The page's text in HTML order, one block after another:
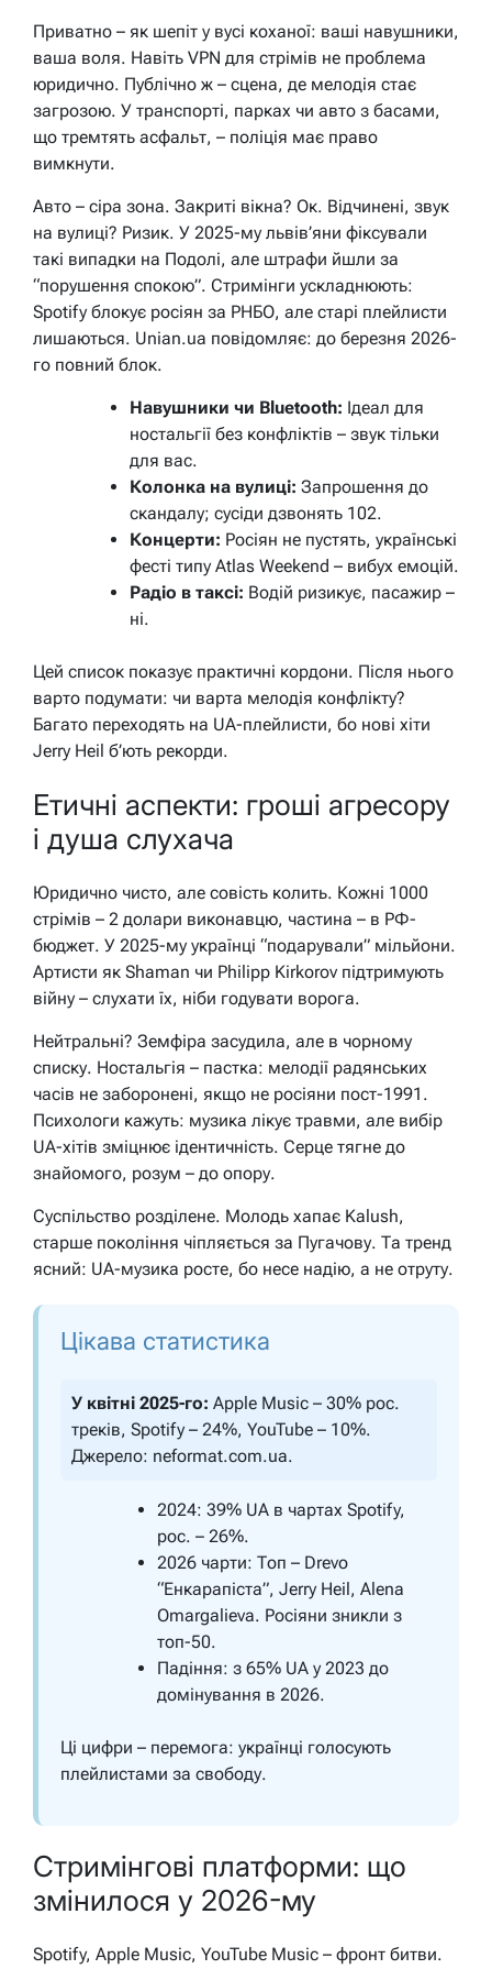
Приватно – як шепіт у вусі коханої: ваші навушники,
ваша воля. Навіть VPN для стрімів не проблема
юридично. Публічно ж – сцена, де мелодія стає
загрозою. У транспорті, парках чи авто з басами,
що тремтять асфальт, – поліція має право
вимкнути.
Авто – сіра зона. Закриті вікна? Ок. Відчинені, звук
на вулиці? Ризик. У 2025-му львів’яни фіксували
такі випадки на Подолі, але штрафи йшли за
“порушення спокою”. Стримінги ускладнюють:
Spotify блокує росіян за РНБО, але старі плейлисти
лишаються. Unian.ua повідомляє: до березня 2026-
го повний блок.
Навушники чи Bluetooth: Ідеал для
ностальгії без конфліктів – звук тільки
для вас.
Колонка на вулиці: Запрошення до
скандалу; сусіди дзвонять 102.
Концерти: Росіян не пустять, українські
фесті типу Atlas Weekend – вибух емоцій.
Радіо в таксі: Водій ризикує, пасажир –
ні.
Цей список показує практичні кордони. Після нього
варто подумати: чи варта мелодія конфлікту?
Багато переходять на UA-плейлисти, бо нові хіти
Jerry Heil б’ють рекорди.
Етичні аспекти: гроші агресору
і душа слухача
Юридично чисто, але совість колить. Кожні 1000
стрімів – 2 долари виконавцю, частина – в РФ-
бюджет. У 2025-му українці “подарували” мільйони.
Артисти як Shaman чи Philipp Kirkorov підтримують
війну – слухати їх, ніби годувати ворога.
Нейтральні? Земфіра засудила, але в чорному
списку. Ностальгія – пастка: мелодії радянських
часів не заборонені, якщо не росіяни пост-1991.
Психологи кажуть: музика лікує травми, але вибір
UA-хітів зміцнює ідентичність. Серце тягне до
знайомого, розум – до опору.
Суспільство розділене. Молодь хапає Kalush,
старше покоління чіпляється за Пугачову. Та тренд
ясний: UA-музика росте, бо несе надію, а не отруту.
Цікава статистика
У квітні 2025-го: Apple Music – 30% рос.
треків, Spotify – 24%, YouTube – 10%.
Джерело: neformat.com.ua.
2024: 39% UA в чартах Spotify,
рос. – 26%.
2026 чарти: Топ – Drevo
“Енкарапіста”, Jerry Heil, Alena
Omargalieva. Росіяни зникли з
топ-50.
Падіння: з 65% UA у 2023 до
домінування в 2026.
Ці цифри – перемога: українці голосують
плейлистами за свободу.
Стримінгові платформи: що
змінилося у 2026-му
Spotify, Apple Music, YouTube Music – фронт битви.